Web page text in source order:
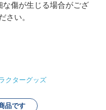
傷が生じる場合がござ
さい。
クターグッズ
品です